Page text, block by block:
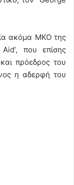
ακόμα ΜΚΟ της
που επίσης
πρόεδρος του
η αδερφή του